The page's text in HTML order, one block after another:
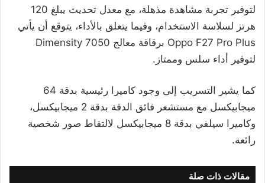
لتوفير تجربة مشاهدة مذهلة، مع معدل تحديث يبلغ 120
هرتز لسلاسة الاستخدام، وفيما يتعلق بالأداء، يتوقع أن يأتي
Oppo F27 Pro Plus برقاقة معالج Dimensity 7050
لتوفير أداء سلس وممتاز.
كما يشير التسريب إلى وجود كاميرا رئيسية بدقة 64
ميجابيكسل مع مستشعر فائق الدقة بدقة 2 ميجابيكسل،
وكاميرا سيلفي بدقة 8 ميجابيكسل لالتقاط صور شخصية
رائعة.
مقالات ذات صلة